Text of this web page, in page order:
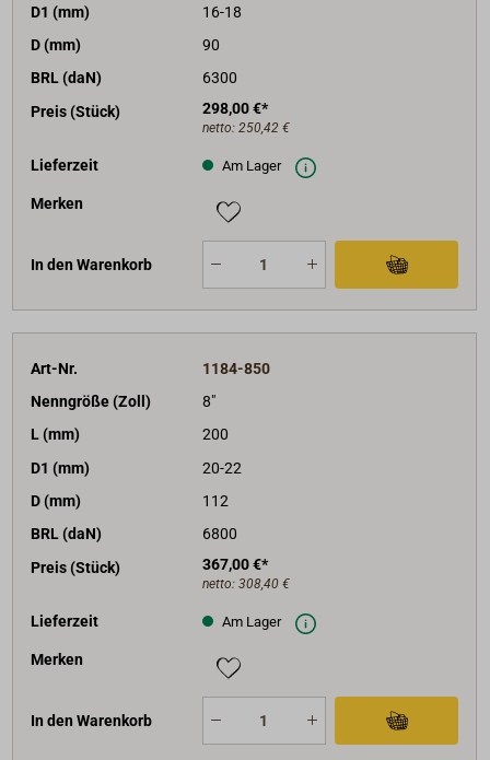
D1 (mm)
16-18
D (mm)
90
BRL (daN)
6300
Preis (Stück)
298,00 €*
netto: 250,42 €
Lieferzeit Am Lager
Merken
In den Warenkorb
Art-Nr.
1184-850
Nenngröße (Zoll)
8"
L (mm)
200
D1 (mm)
20-22
D (mm)
112
BRL (daN)
6800
Preis (Stück)
367,00 €*
netto: 308,40 €
Lieferzeit Am Lager
Merken
In den Warenkorb